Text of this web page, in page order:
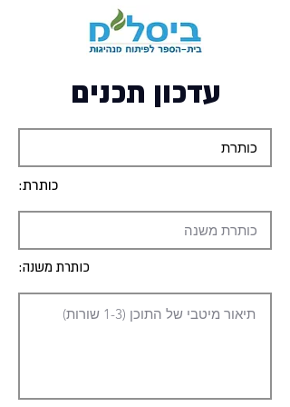
עדכון תכנים
כותרת:
כותרת משנה: